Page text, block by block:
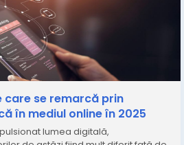
care se remarcă prin
în mediul online în 2025
lumea digitală,